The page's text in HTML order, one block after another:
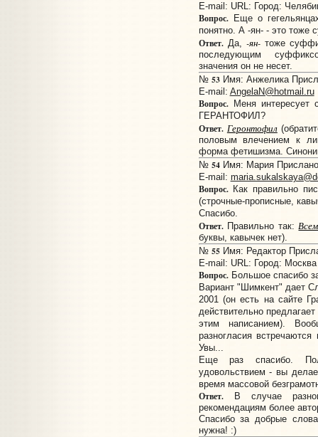
E-mail: URL: Город:
Вопрос.Еще о
понятно. А -ян- - это тоже
Ответ.Да, -ян-тоже
последующим
значения он не несет.
№ 53Имя: Анжелика
E-mail: AngelaN@hotmail.ru
Вопрос.Меня интересует
ГЕРАНТОФИЛ?
Ответ. Геронтофил
половым влечением к
форма фетишизма.
№ 54Имя: Мария
E-mail:
Вопрос.Как правильно
(строчные-прописные,
Спасибо.
Ответ.Правильно так:
буквы, кавычек нет).
№ 55Имя: Редактор
E-mail: URL: Город: Москва
Вопрос.Большое спасибо
Вариант "Шимкент" дает
2001 (он есть на сайте
действительно
этим написанием).
разногласия
Увы...
Еще раз спасибо.
удовольствием - вы
время массовой
Ответ.В случае
рекомендациям более
Спасибо за добрые
нужна! :)